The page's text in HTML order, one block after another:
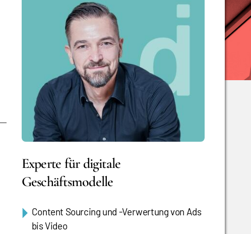
Experte für digitale
Geschäftsmodelle
Content Sourcing und -Verwertung von Ads
bis Video